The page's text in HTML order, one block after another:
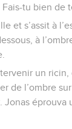
Fais-tu bien de
et s’assit à
à
un ricin,
de l’ombre
Jonas éprouva